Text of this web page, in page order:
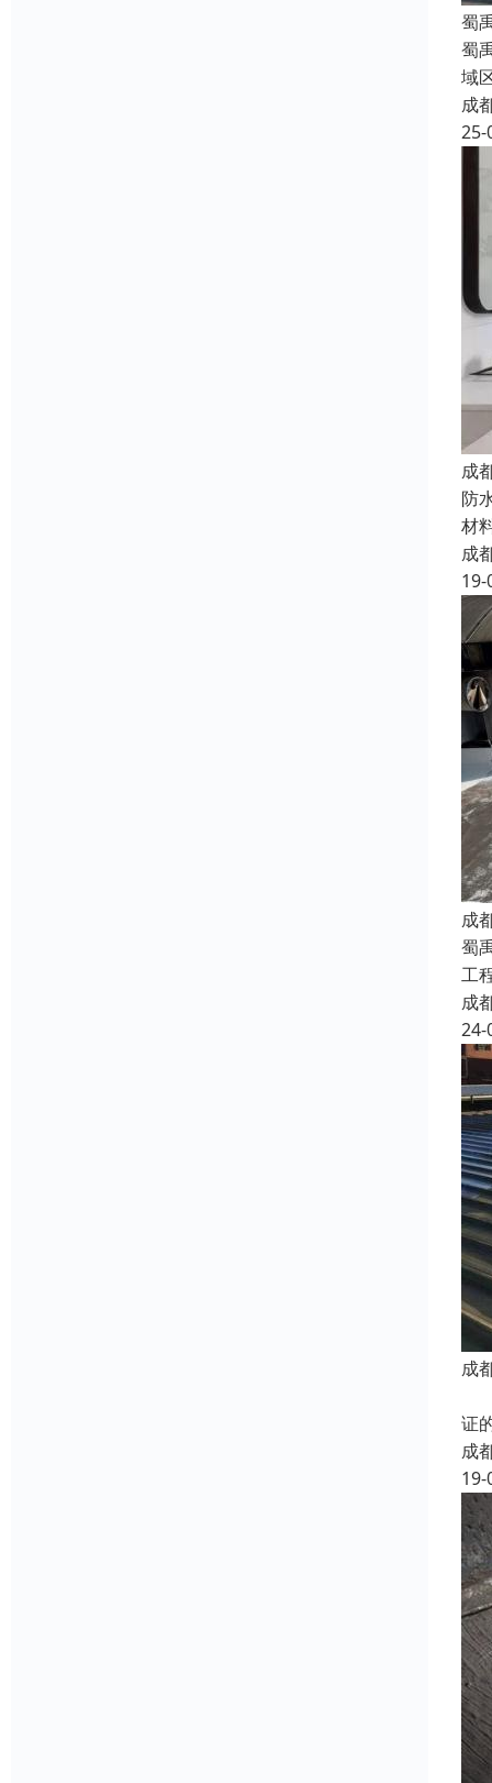
蜀
蜀
域
成
25-
成
防
材
成
19-
成
蜀
工
成
24-
成
证
成
19-